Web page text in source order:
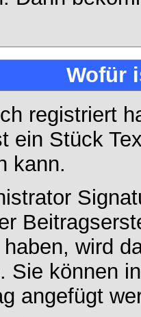
Wofür
registriert
ein Stück
kann.
wird
Sie können
angefügt